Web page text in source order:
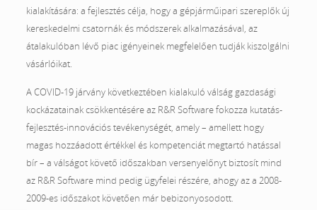
kialakítására: a fejlesztés célja, hogy a gépjárműipari szereplők új
kereskedelmi csatornák és módszerek alkalmazásával, az
átalakulóban lévő piac igényeinek megfelelően tudják kiszolgálni
vásárlóikat.
A COVID-19 járvány következtében kialakuló válság gazdasági
kockázatainak csökkentésére az R&R Software fokozza kutatás-
fejlesztés-innovációs tevékenységét, amely – amellett hogy
magas hozzáadott értékkel és kompetenciát megtartó hatással
bír – a válságot követő időszakban versenyelőnyt biztosít mind
az R&R Software mind pedig ügyfelei részére, ahogy az a 2008-
2009-es időszakot követően már bebizonyosodott.